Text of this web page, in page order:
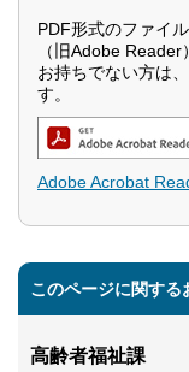
PDF形式のファイ
（旧Adobe Reader
お持ちでない方は
す。
Adobe Acrobat
このページに関する
高齢者福祉課